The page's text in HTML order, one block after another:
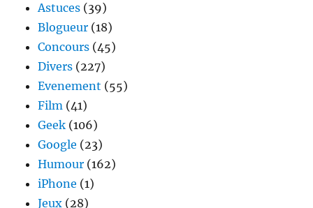
Astuces (39)
Blogueur (18)
Concours (45)
Divers (227)
Evenement (55)
Film (41)
Geek (106)
Google (23)
Humour (162)
iPhone (1)
Jeux (28)